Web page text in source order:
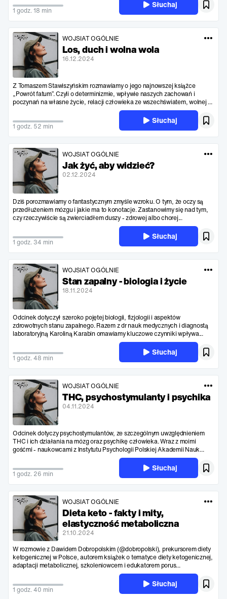
1 godz. 18 min
Słuchaj
WOJSIAT OGÓLNIE
Los, duch i wolna wola
16.12.2024
Z Tomaszem Stawiszyńskim rozmawiamy o jego najnowszej książce
„Powrót fatum”. Czyli o determinizmie, wpływie naszych zachowań i
poczynań na własne życie, relacji człowieka ze wszechświatem, wolnej ...
1 godz. 52 min
Słuchaj
WOJSIAT OGÓLNIE
Jak żyć, aby widzieć?
02.12.2024
Dziś porozmawiamy o fantastycznym zmyśle wzroku. O tym, że oczy są
przedłużeniem mózgu i jakie ma to konotacje. Zastanowimy się nad tym,
czy rzeczywiście są zwierciadłem duszy - zdrowej albo chorej...
1 godz. 34 min
Słuchaj
WOJSIAT OGÓLNIE
Stan zapalny - biologia i życie
18.11.2024
Odcinek dotyczył szeroko pojętej biologii, fizjologii i aspektów
zdrowotnych stanu zapalnego. Razem z dr nauk medycznych i diagnostą
laboratoryjną Karoliną Karabin omawiamy kluczowe czynniki wpływa...
1 godz. 48 min
Słuchaj
WOJSIAT OGÓLNIE
THC, psychostymulanty i psychika
04.11.2024
Odcinek dotyczy psychostymulantów, ze szczególnym uwzględnieniem
THC i ich działania na mózg oraz psychikę człowieka. Wraz z moimi
gośćmi - naukowcami z Instytutu Psychologii Polskiej Akademii Nauk...
1 godz. 26 min
Słuchaj
WOJSIAT OGÓLNIE
Dieta keto - fakty i mity,
elastyczność metaboliczna
21.10.2024
W rozmowie z Dawidem Dobropolskim (@dobropolski), prekursorem diety
ketogenicznej w Polsce, autorem książek o tematyce diety ketogenicznej,
adaptacji metabolicznej, szkoleniowcem i edukatorem porus...
1 godz. 40 min
Słuchaj